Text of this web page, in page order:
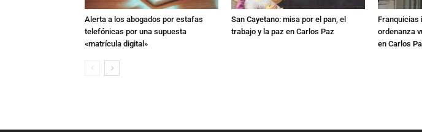
Alerta a los abogados por estafas
telefónicas por una supuesta
«matrícula digital»
San Cayetano: misa por el pan, el
trabajo y la paz en Carlos Paz
Franquicias
ordenanza
en Carlos